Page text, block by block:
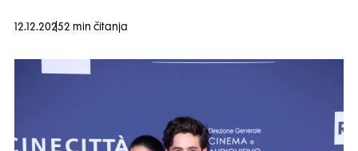
12.12.20252 min čitanja